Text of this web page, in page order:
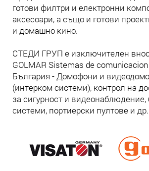
готови филтри и електронни
аксесоари, а също и готови
и домашно кино.
СТЕДИ ГРУП е изключителен
GOLMAR Sistemas de comunicacion
България - Домофони и
(интерком системи), контрол на
за сигурност и
системи, портиерски пултове и др.